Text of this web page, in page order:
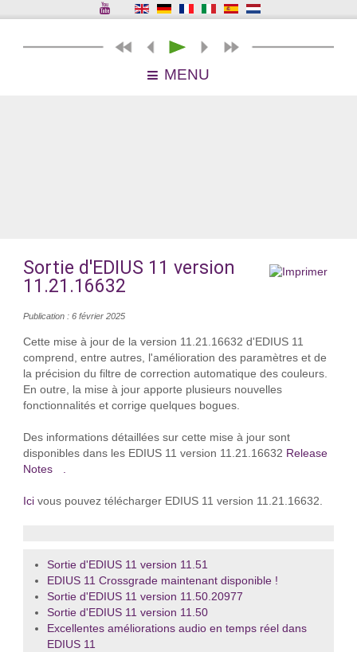
MENU
Sortie d'EDIUS 11 version
11.21.16632
Publication : 6 février 2025
Cette mise à jour de la version 11.21.16632 d'EDIUS 11
comprend, entre autres, l'amélioration des paramètres et de
la précision du filtre de correction automatique des couleurs.
En outre, la mise à jour apporte plusieurs nouvelles
fonctionnalités et corrige quelques bogues.
Des informations détaillées sur cette mise à jour sont
disponibles dans les EDIUS 11 version 11.21.16632 Release
Notes
.
Icivous pouvez télécharger EDIUS 11 version 11.21.16632.
Sortie d'EDIUS 11 version 11.51
EDIUS 11 Crossgrade maintenant disponible !
Sortie d'EDIUS 11 version 11.50.20977
Sortie d'EDIUS 11 version 11.50
Excellentes améliorations audio en temps réel dans
EDIUS 11